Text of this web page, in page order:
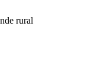
rural